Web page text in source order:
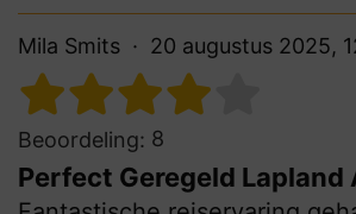
Mila Smits 20 augustus 2025,
Beoordeling: 8
Perfect Geregeld